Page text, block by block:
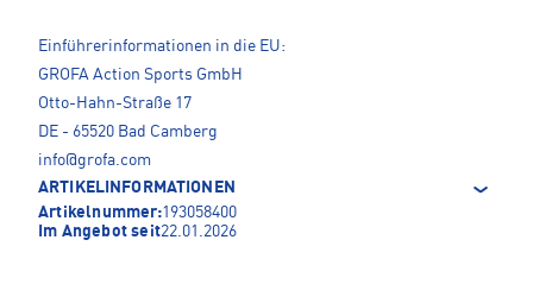
Einführerinformationen in die EU:
GROFA Action Sports GmbH
Otto-Hahn-Straße 17
DE - 65520 Bad Camberg
info@grofa.com
ARTIKELINFORMATIONEN
Artikelnummer:193058400
Im Angebot seit22.01.2026